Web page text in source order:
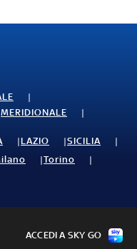
MERIDIONALE
LAZIO
SICILIA
Torino
ACCEDI A SKY GO